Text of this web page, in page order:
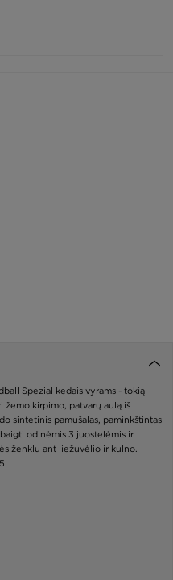
Spezial kedais vyrams - tokią
žemo kirpimo, patvarų aulą iš
sintetinis pamušalas, paminkštintas
odinėmis 3 juostelėmis ir
ženklu ant liežuvėlio ir kulno.